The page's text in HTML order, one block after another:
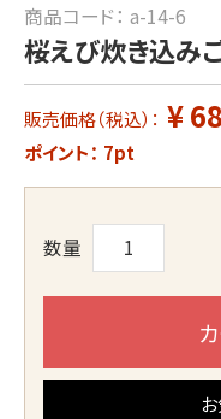
商品コード： a-14-6
桜えび炊き込み
販売価格（税込）： ¥
ポイント： 7pt
数量